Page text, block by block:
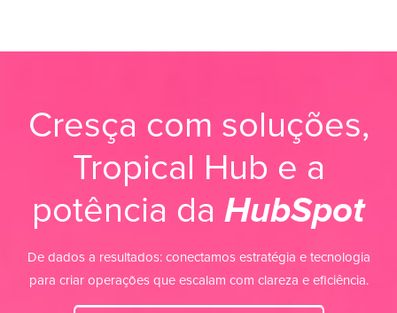
Cresça com soluções,
Tropical Hub e a
potência da HubSpot
De dados a resultados: conectamos estratégia e tecnologia
para criar operações que escalam com clareza e eficiência.